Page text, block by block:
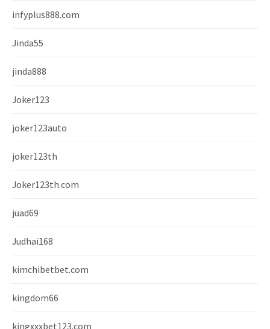
infyplus888.com
Jinda55
jinda888
Joker123
joker123auto
joker123th
Joker123th.com
juad69
Judhai168
kimchibetbet.com
kingdom66
kingxxxbet123.com